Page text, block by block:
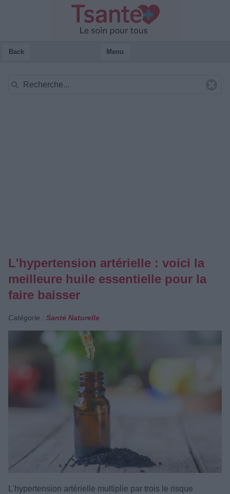
Back Menu
L'hypertension artérielle : voici la
meilleure huile essentielle pour la
faire baisser
Catégorie : Santé Naturelle
L'hypertension artérielle multiplie par trois le risque